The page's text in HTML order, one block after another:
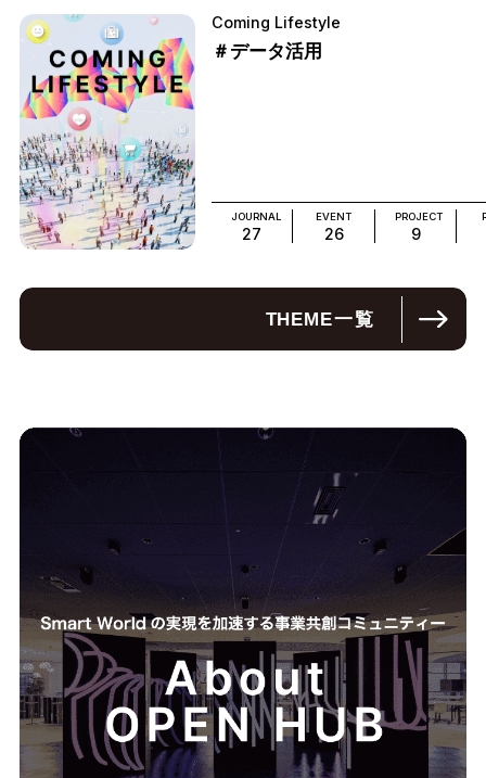
Coming Lifestyle
＃データ活用
JOURNAL
27
EVENT
26
PROJECT
9
THEME一覧